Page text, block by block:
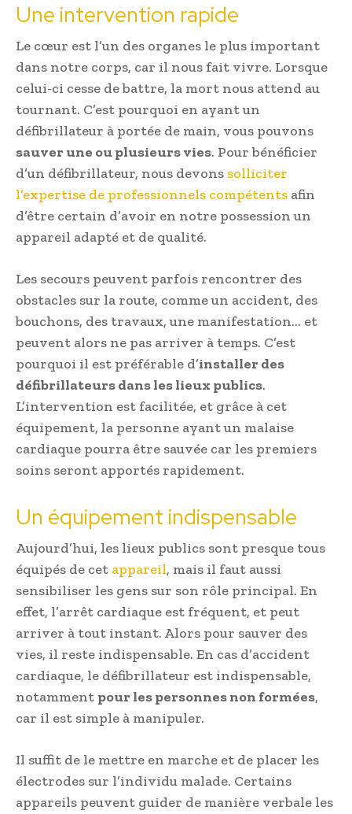
Une intervention rapide
Le cœur est l’un des organes le plus important
dans notre corps, car il nous fait vivre. Lorsque
celui-ci cesse de battre, la mort nous attend au
tournant. C’est pourquoi en ayant un
défibrillateur à portée de main, vous pouvons
sauver une ou plusieurs vies. Pour bénéficier
d’un défibrillateur, nous devons solliciter
l’expertise de professionnels compétents afin
d’être certain d’avoir en notre possession un
appareil adapté et de qualité.
Les secours peuvent parfois rencontrer des
obstacles sur la route, comme un accident, des
bouchons, des travaux, une manifestation… et
peuvent alors ne pas arriver à temps. C’est
pourquoi il est préférable d’installer des
défibrillateurs dans les lieux publics.
L’intervention est facilitée, et grâce à cet
équipement, la personne ayant un malaise
cardiaque pourra être sauvée car les premiers
soins seront apportés rapidement.
Un équipement indispensable
Aujourd’hui, les lieux publics sont presque tous
équipés de cet appareil, mais il faut aussi
sensibiliser les gens sur son rôle principal. En
effet, l’arrêt cardiaque est fréquent, et peut
arriver à tout instant. Alors pour sauver des
vies, il reste indispensable. En cas d’accident
cardiaque, le défibrillateur est indispensable,
notamment pour les personnes non formées,
car il est simple à manipuler.
Il suffit de le mettre en marche et de placer les
électrodes sur l’individu malade. Certains
appareils peuvent guider de manière verbale les